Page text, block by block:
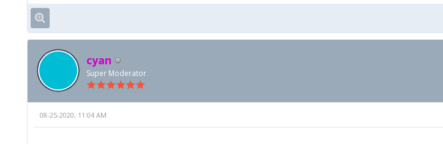
cyan
Super Moderator
08-25-2020, 11:04 AM